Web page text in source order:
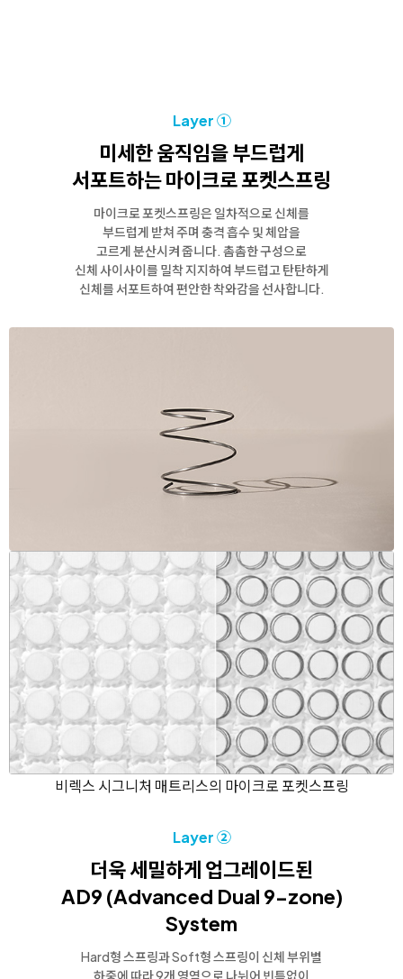
Layer ①
미세한 움직임을 부드럽게
서포트하는마이크로 포켓스프링
마이크로 포켓스프링은 일차적으로 신체를
부드럽게 받쳐 주며 충격 흡수 및 체압을
고르게 분산시켜 줍니다. 촘촘한 구성으로
신체 사이사이를 밀착 지지하여 부드럽고 탄탄하게
신체를 서포트하여 편안한 착와감을 선사합니다.
비렉스 시그니처 매트리스의 마이크로 포켓스프링
Layer ②
더욱 세밀하게 업그레이드된
AD9 (Advanced Dual 9-zone)
System
Hard형 스프링과 Soft형 스프링이 신체 부위별
하중에 따라 9개 영역으로 나뉘어 빈틈없이